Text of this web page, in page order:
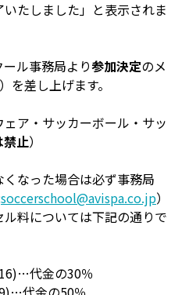
たしました」と表示されま
ル事務局より参加決定のメ
を差し上げます。
ア・サッカーボール・サッ
禁止）
なった場合は必ず事務局
soccerschool@avispa.co.jp）
料については下記の通りで
代金の30％